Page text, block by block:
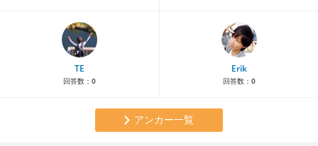
TE
回答数： 0
Erik
回答数： 0
アンカー一覧